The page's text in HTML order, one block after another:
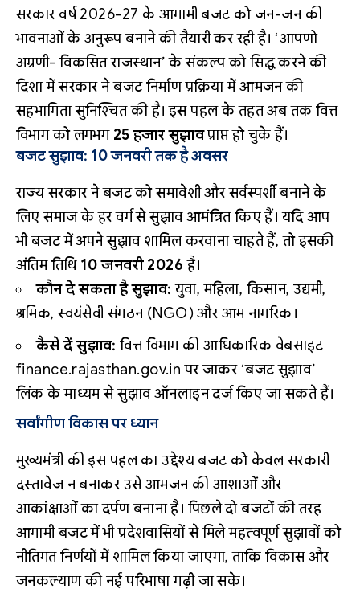
सरकार वर्ष 2026-27 के आगामी बजट को जन-जन की
भावनाओं के अनुरूप बनाने की तैयारी कर रही है। ‘आपणो
अग्रणी- विकसित राजस्थान’ के संकल्प को सिद्ध करने की
दिशा में सरकार ने बजट निर्माण प्रक्रिया में आमजन की
सहभागिता सुनिश्चित की है। इस पहल के तहत अब तक वित्त
विभाग को लगभग 25 हजार सुझावप्राप्त हो चुके हैं।
बजट सुझाव: 10 जनवरी तक है अवसर
राज्य सरकार ने बजट को समावेशी और सर्वस्पर्शी बनाने के
लिए समाज के हर वर्ग से सुझाव आमंत्रित किए हैं। यदि आप
भी बजट में अपने सुझाव शामिल करवाना चाहते हैं, तो इसकी
अंतिम तिथि 10 जनवरी 2026 है।
कौन दे सकता है सुझाव: युवा, महिला, किसान, उद्यमी,
श्रमिक, स्वयंसेवी संगठन (NGO) और आम नागरिक।
कैसे दें सुझाव: वित्त विभाग की आधिकारिक वेबसाइट
finance.rajasthan.gov.in पर जाकर ‘बजट सुझाव’
लिंक के माध्यम से सुझाव ऑनलाइन दर्ज किए जा सकते हैं।
सर्वांगीण विकास पर ध्यान
मुख्यमंत्री की इस पहल का उद्देश्य बजट को केवल सरकारी
दस्तावेज न बनाकर उसे आमजन की आशाओं और
आकांक्षाओं का दर्पण बनाना है। पिछले दो बजटों की तरह
आगामी बजट में भी प्रदेशवासियों से मिले महत्वपूर्ण सुझावों को
नीतिगत निर्णयों में शामिल किया जाएगा, ताकि विकास और
जनकल्याण की नई परिभाषा गढ़ी जा सके।